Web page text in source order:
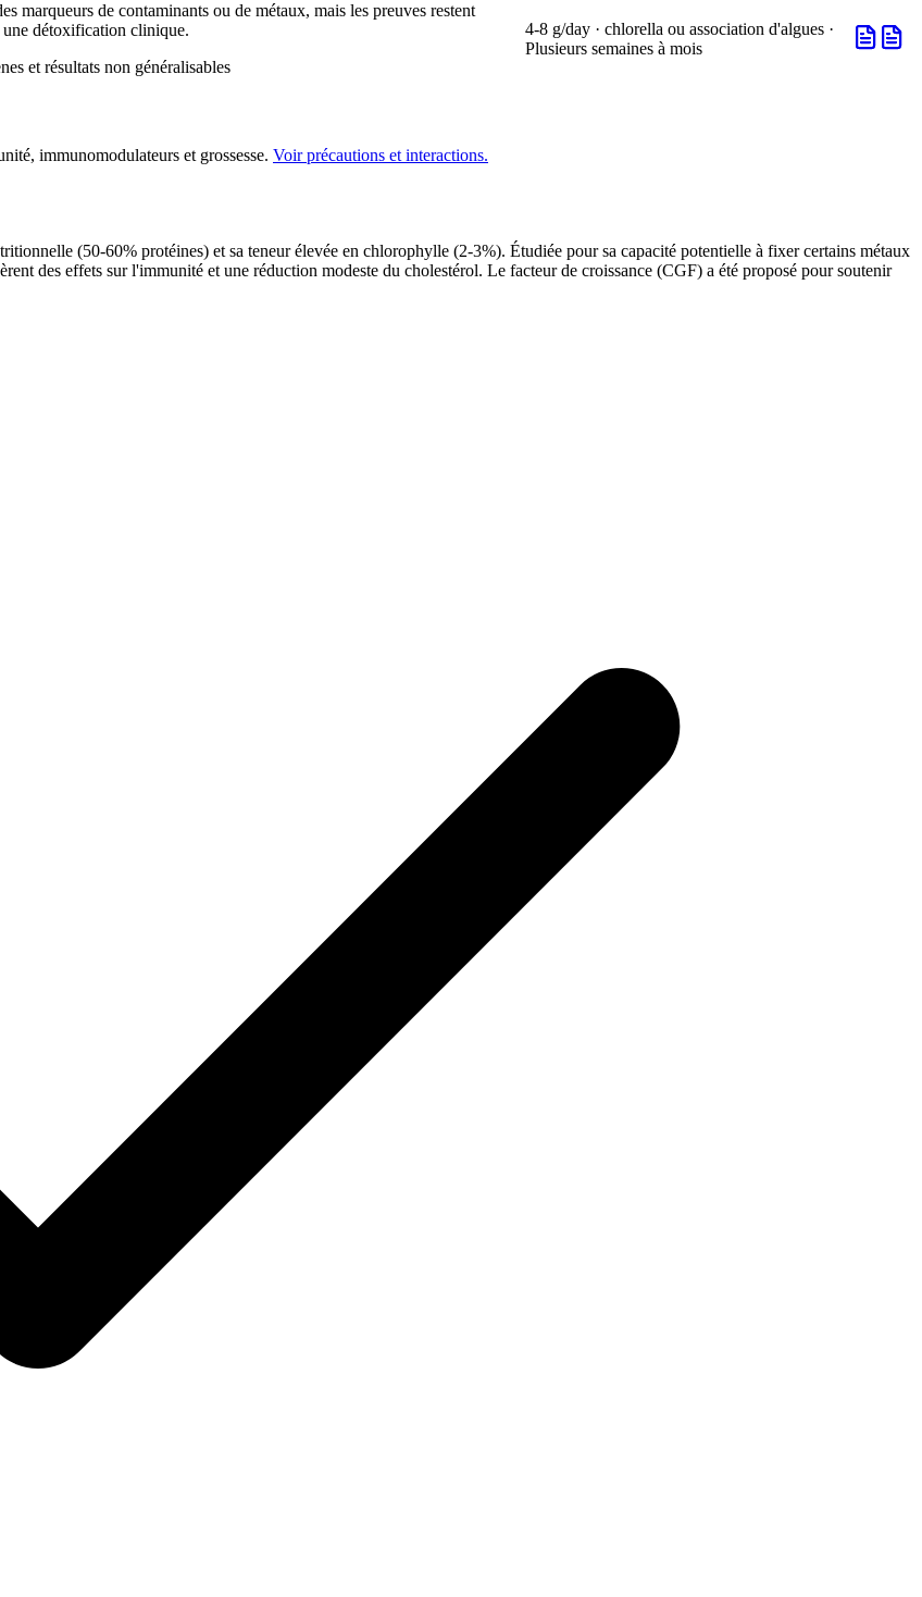
marqueurs de contaminants ou de métaux, mais les preuves restent
détoxification clinique.
et résultats non généralisables
4-8 g/day · chlorella ou association d'algues ·
Plusieurs semaines à mois
immunomodulateurs et grossesse. Voir précautions et interactions.
(50-60% protéines) et sa teneur élevée en chlorophylle (2-3%). Étudiée pour sa capacité potentielle à fixer certains métaux
des effets sur l'immunité et une réduction modeste du cholestérol. Le facteur de croissance (CGF) a été proposé pour soutenir